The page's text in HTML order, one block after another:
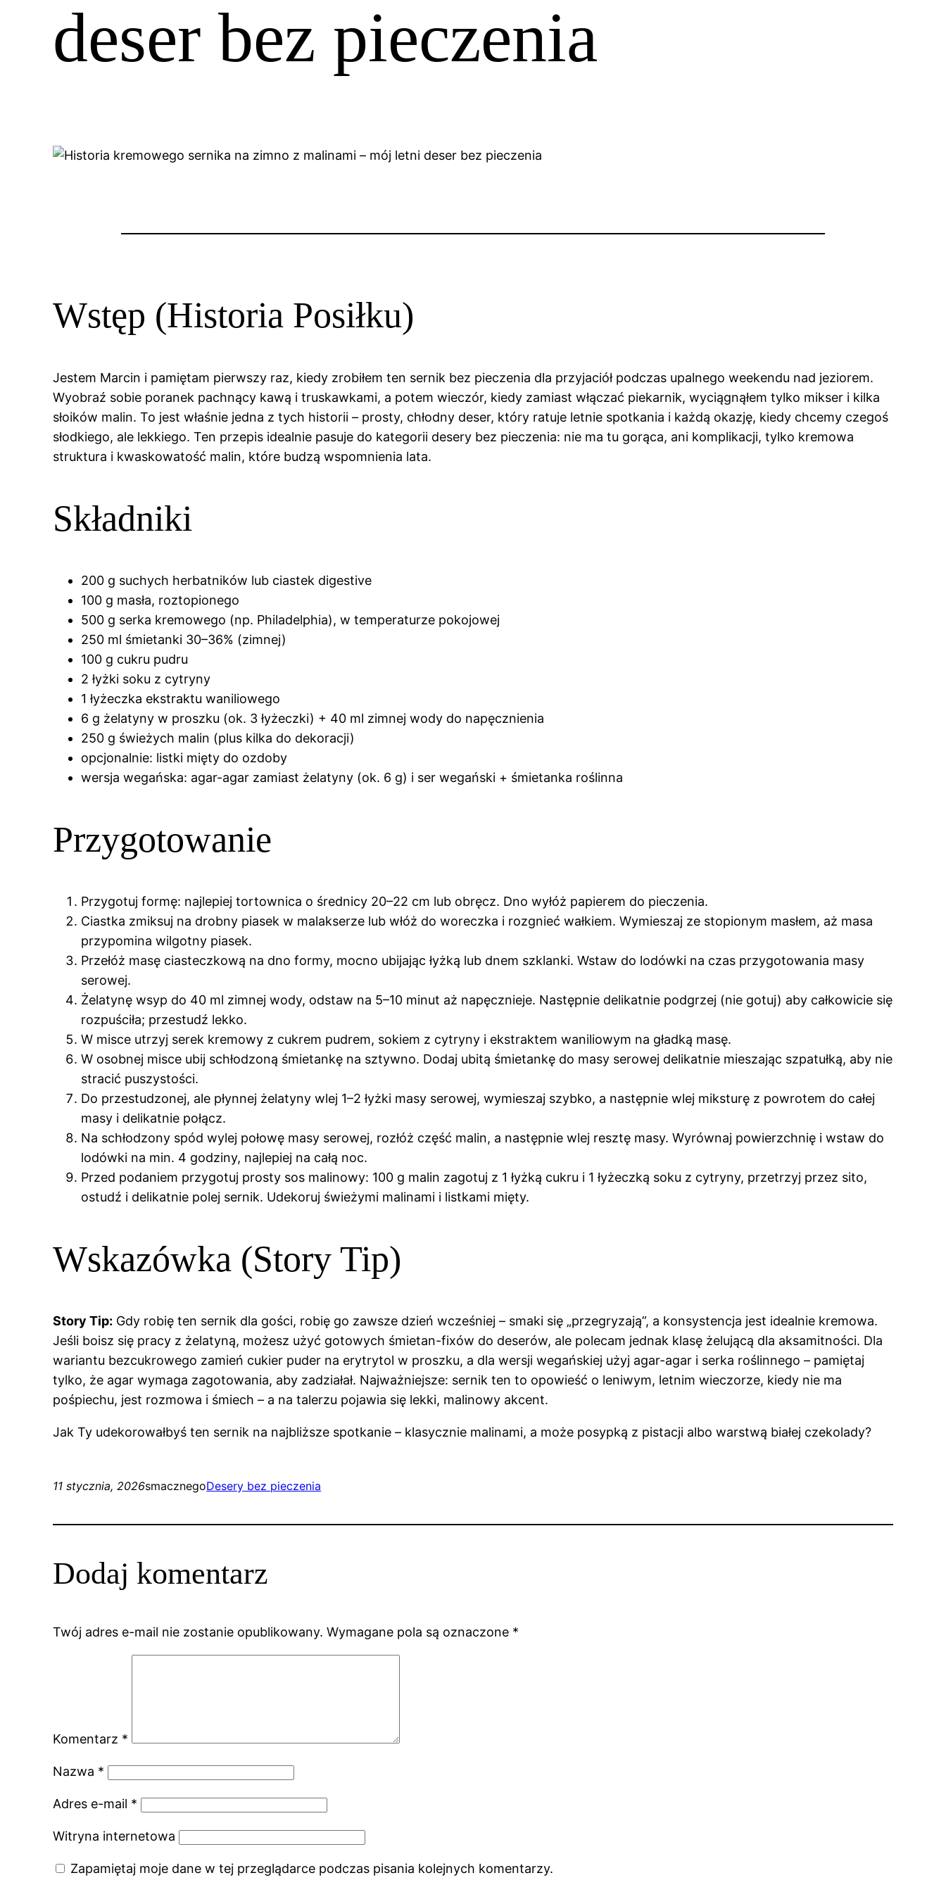
deser bez pieczenia
Wstęp (Historia Posiłku)
Jestem Marcin i pamiętam pierwszy raz, kiedy zrobiłem ten sernik bez pieczenia dla przyjaciół podczas upalnego weekendu nad jeziorem.
Wyobraź sobie poranek pachnący kawą i truskawkami, a potem wieczór, kiedy zamiast włączać piekarnik, wyciągnąłem tylko mikser i kilka
słoików malin. To jest właśnie jedna z tych historii – prosty, chłodny deser, który ratuje letnie spotkania i każdą okazję, kiedy chcemy czegoś
słodkiego, ale lekkiego. Ten przepis idealnie pasuje do kategorii desery bez pieczenia: nie ma tu gorąca, ani komplikacji, tylko kremowa
struktura i kwaskowatość malin, które budzą wspomnienia lata.
Składniki
200 g suchych herbatników lub ciastek digestive
100 g masła, roztopionego
500 g serka kremowego (np. Philadelphia), w temperaturze pokojowej
250 ml śmietanki 30–36% (zimnej)
100 g cukru pudru
2 łyżki soku z cytryny
1 łyżeczka ekstraktu waniliowego
6 g żelatyny w proszku (ok. 3 łyżeczki) + 40 ml zimnej wody do napęcznienia
250 g świeżych malin (plus kilka do dekoracji)
opcjonalnie: listki mięty do ozdoby
wersja wegańska: agar-agar zamiast żelatyny (ok. 6 g) i ser wegański + śmietanka roślinna
Przygotowanie
Przygotuj formę: najlepiej tortownica o średnicy 20–22 cm lub obręcz. Dno wyłóż papierem do pieczenia.
Ciastka zmiksuj na drobny piasek w malakserze lub włóż do woreczka i rozgnieć wałkiem. Wymieszaj ze stopionym masłem, aż masa
przypomina wilgotny piasek.
Przełóż masę ciasteczkową na dno formy, mocno ubijając łyżką lub dnem szklanki. Wstaw do lodówki na czas przygotowania masy
serowej.
Żelatynę wsyp do 40 ml zimnej wody, odstaw na 5–10 minut aż napęcznieje. Następnie delikatnie podgrzej (nie gotuj) aby całkowicie się
rozpuściła; przestudź lekko.
W misce utrzyj serek kremowy z cukrem pudrem, sokiem z cytryny i ekstraktem waniliowym na gładką masę.
W osobnej misce ubij schłodzoną śmietankę na sztywno. Dodaj ubitą śmietankę do masy serowej delikatnie mieszając szpatułką, aby nie
stracić puszystości.
Do przestudzonej, ale płynnej żelatyny wlej 1–2 łyżki masy serowej, wymieszaj szybko, a następnie wlej miksturę z powrotem do całej
masy i delikatnie połącz.
Na schłodzony spód wylej połowę masy serowej, rozłóż część malin, a następnie wlej resztę masy. Wyrównaj powierzchnię i wstaw do
lodówki na min. 4 godziny, najlepiej na całą noc.
Przed podaniem przygotuj prosty sos malinowy: 100 g malin zagotuj z 1 łyżką cukru i 1 łyżeczką soku z cytryny, przetrzyj przez sito,
ostudź i delikatnie polej sernik. Udekoruj świeżymi malinami i listkami mięty.
Wskazówka (Story Tip)
Story Tip: Gdy robię ten sernik dla gości, robię go zawsze dzień wcześniej – smaki się „przegryzają”, a konsystencja jest idealnie kremowa.
Jeśli boisz się pracy z żelatyną, możesz użyć gotowych śmietan-fixów do deserów, ale polecam jednak klasę żelującą dla aksamitności. Dla
wariantu bezcukrowego zamień cukier puder na erytrytol w proszku, a dla wersji wegańskiej użyj agar-agar i serka roślinnego – pamiętaj
tylko, że agar wymaga zagotowania, aby zadziałał. Najważniejsze: sernik ten to opowieść o leniwym, letnim wieczorze, kiedy nie ma
pośpiechu, jest rozmowa i śmiech – a na talerzu pojawia się lekki, malinowy akcent.
Jak Ty udekorowałbyś ten sernik na najbliższe spotkanie – klasycznie malinami, a może posypką z pistacji albo warstwą białej czekolady?
11 stycznia, 2026smacznegoDesery bez pieczenia
Dodaj komentarz
Twój adres e-mail nie zostanie opublikowany. Wymagane pola są oznaczone *
Komentarz *
Nazwa *
Adres e-mail *
Witryna internetowa
Zapamiętaj moje dane w tej przeglądarce podczas pisania kolejnych komentarzy.